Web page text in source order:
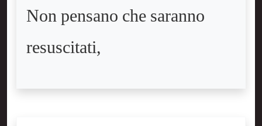
Non pensano che saranno
resuscitati,